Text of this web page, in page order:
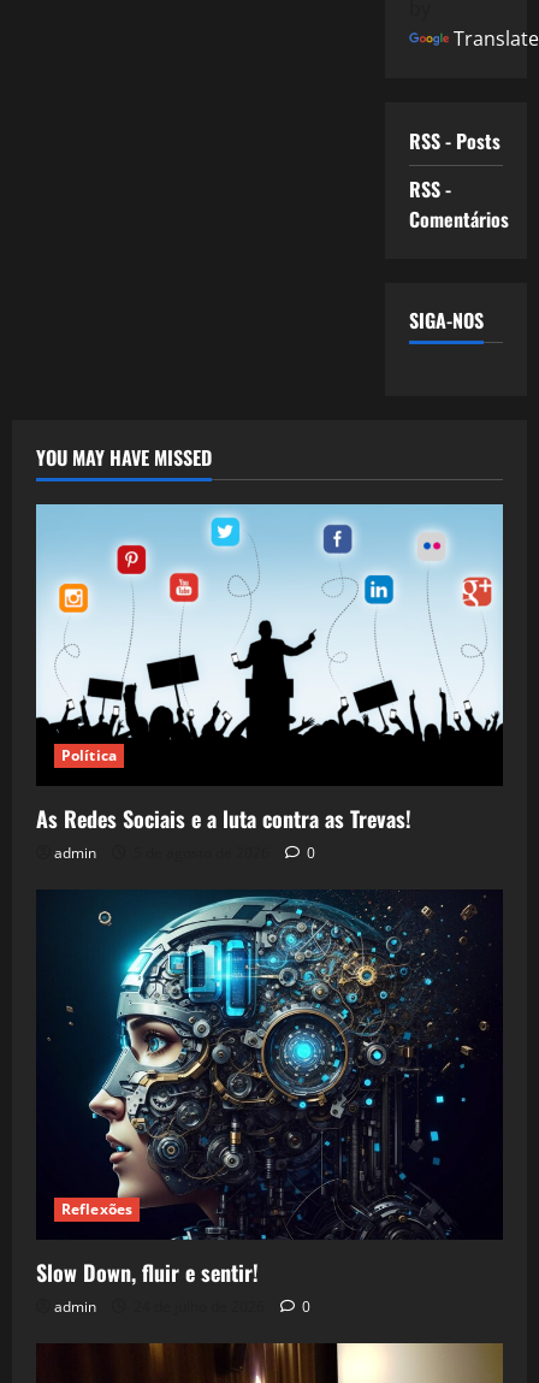
Translate
RSS - Posts
RSS -
Comentários
SIGA-NOS
YOU MAY HAVE MISSED
Política
As Redes Sociais e a luta contra as Trevas!
admin 0
Reflexões
Slow Down, fluir e sentir!
admin 0